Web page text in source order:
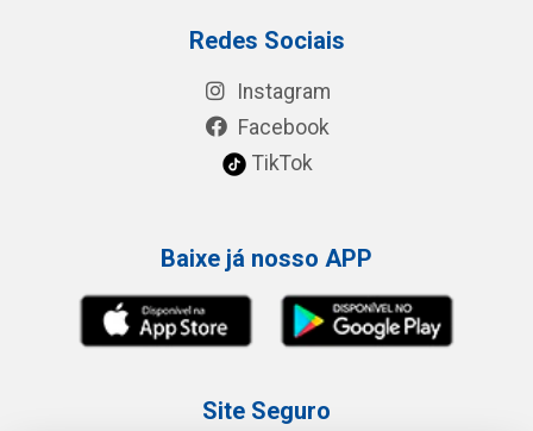
Redes Sociais
Instagram
Facebook
TikTok
Baixe já nosso APP
Site Seguro